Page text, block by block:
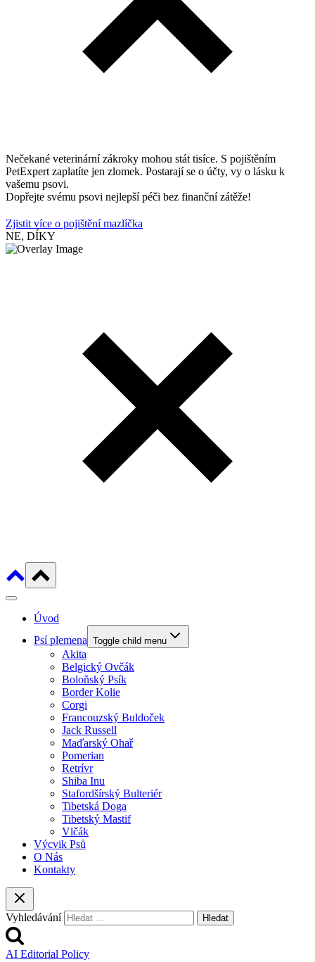
Nečekané veterinární zákroky mohou stát tisíce. S pojištěním
PetExpert zaplatíte jen zlomek. Postarají se o účty, vy o lásku k
vašemu psovi.
Dopřejte svému psovi nejlepší péči bez finanční zátěže!
Zjistit více o pojištění mazlíčka
NE, DÍKY
Úvod
Psí plemena Toggle child menu
Akita
Belgický Ovčák
Boloňský Psík
Border Kolie
Corgi
Francouzský Buldoček
Jack Russell
Maďarský Ohař
Pomerian
Retrívr
Shiba Inu
Stafordšírský Bulteriér
Tibetská Doga
Tibetský Mastif
Vlčák
Výcvik Psů
O Nás
Kontakty
Vyhledávání
AI Editorial Policy